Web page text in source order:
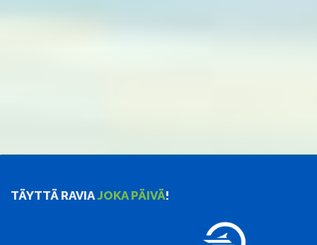
TÄYTTÄ RAVIAJOKA PÄIVÄ!